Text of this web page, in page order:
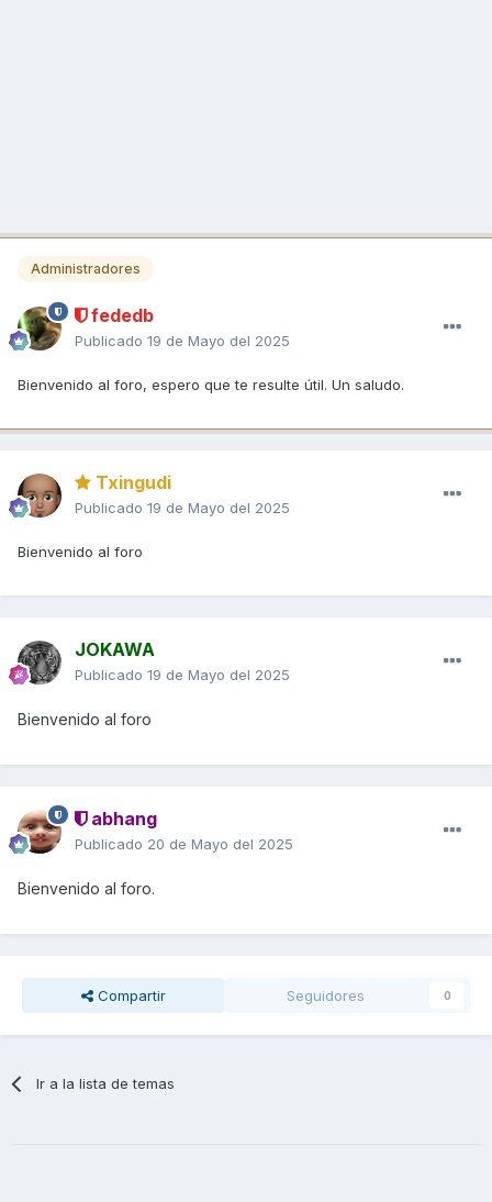
Administradores
fededb
Publicado 19 de Mayo del 2025
Bienvenido al foro, espero que te resulte útil. Un saludo.
Txingudi
Publicado 19 de Mayo del 2025
Bienvenido al foro
JOKAWA
Publicado 19 de Mayo del 2025
Bienvenido al foro
abhang
Publicado 20 de Mayo del 2025
Bienvenido al foro.
Compartir Seguidores 0
Ir a la lista de temas